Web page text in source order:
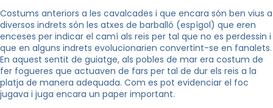
Costums anteriors a les cavalcades i que encara són ben vius a
diversos indrets són les atxes de barballó (espígol) que eren
enceses per indicar el camí als reis per tal que no es perdessin i
que en alguns indrets evolucionarien convertint-se en fanalets.
En aquest sentit de guiatge, als pobles de mar era costum de
fer fogueres que actuaven de fars per tal de dur els reis a la
platja de manera adequada. Com es pot evidenciar el foc
jugava i juga encara un paper important.